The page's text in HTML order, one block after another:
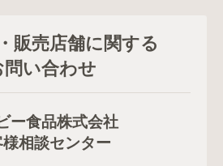
販売店舗に関する
問い合わせ
ー食品株式会社
様相談センター